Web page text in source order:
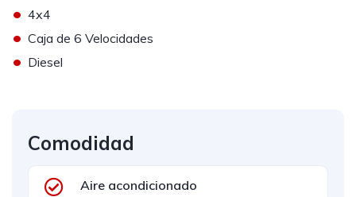
• 4x4
• Caja de 6 Velocidades
• Diesel
Comodidad
Aire acondicionado